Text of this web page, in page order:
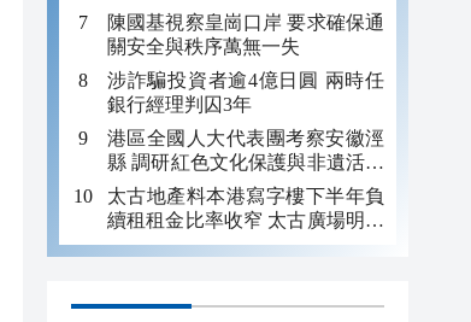
陳國基視察皇崗口岸 要求確保通
關安全與秩序萬無一失
涉詐騙投資者逾4億日圓 兩時任
銀行經理判囚3年
港區全國人大代表團考察安徽涇
縣 調研紅色文化保護與非遺活態
傳承
太古地產料本港寫字樓下半年負
續租租金比率收窄 太古廣場明年
轉正